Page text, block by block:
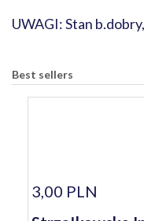
UWAGI: Stan
Best sellers
3,00 PLN